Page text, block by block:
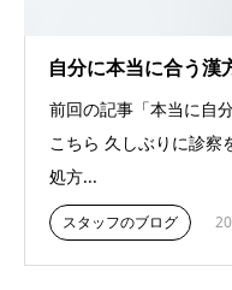
自分に本当に合う
前回の記事「本当に自
こちら 久しぶりに診察
処方...
スタッフのブログ